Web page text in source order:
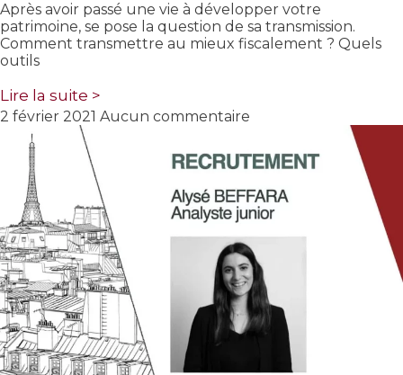
Après avoir passé une vie à développer votre
patrimoine, se pose la question de sa transmission.
Comment transmettre au mieux fiscalement ? Quels
outils
Lire la suite >
2 février 2021 Aucun commentaire